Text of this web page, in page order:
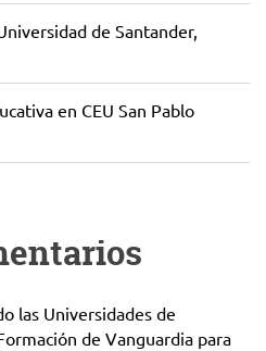
de Santander,
en CEU San Pablo
las Universidades de
de Vanguardia para